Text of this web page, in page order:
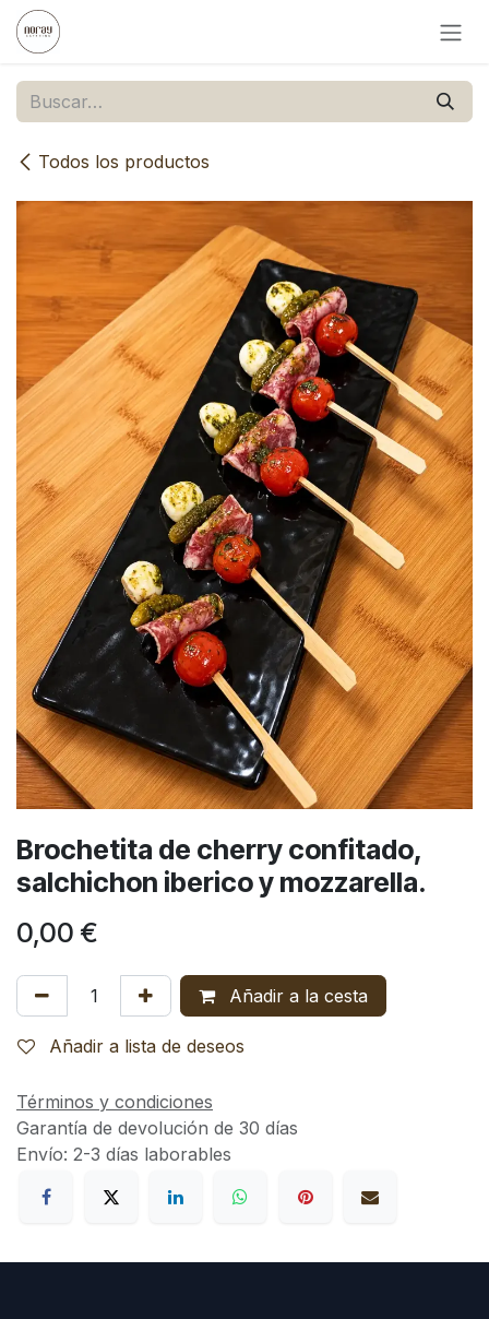
Ir al contenido
Todos los productos
Brochetita de cherry confitado,
salchichon iberico y mozzarella.
0,00 €
Añadir a la cesta
Añadir a lista de deseos
Términos y condiciones
Garantía de devolución de 30 días
Envío: 2-3 días laborables